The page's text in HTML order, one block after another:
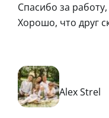
Спасибо за
Хорошо, что друг
Alex Strel